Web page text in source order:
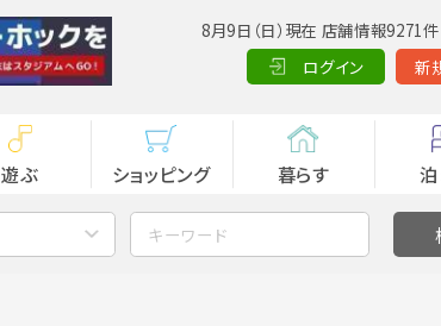
8月9日（日）現在 店舗情報9271
ログイン
新
遊ぶ ショッピング 暮らす